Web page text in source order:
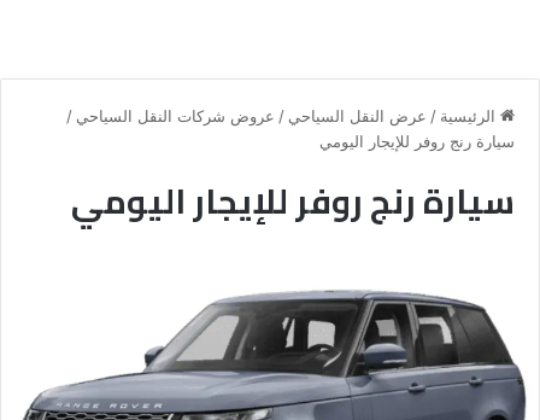
الرئيسية / عرض النقل السياحي / عروض شركات النقل السياحي /
سيارة رنج روفر للإيجار اليومي
سيارة رنج روفر للإيجار اليومي